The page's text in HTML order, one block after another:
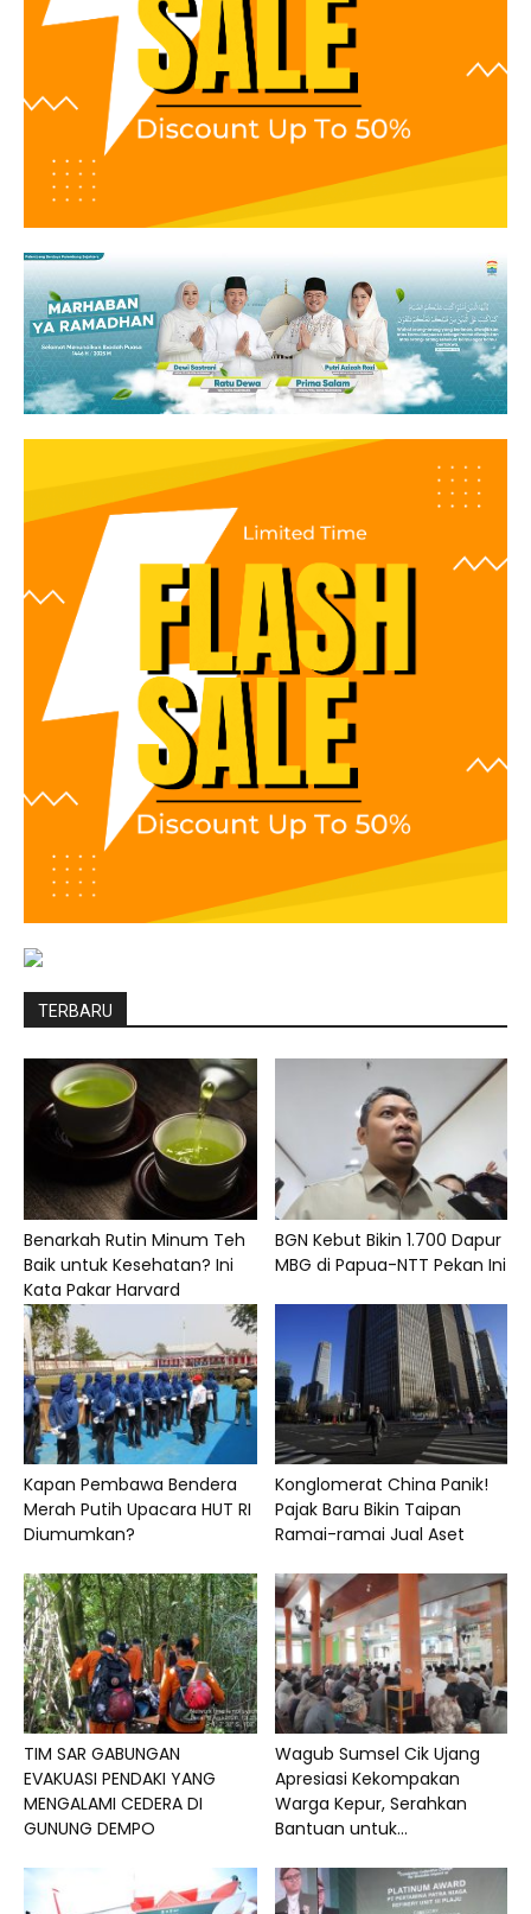
TERBARU
Benarkah Rutin Minum Teh
Baik untuk Kesehatan? Ini
Kata Pakar Harvard
BGN Kebut Bikin 1.700 Dapur
MBG di Papua-NTT Pekan Ini
Kapan Pembawa Bendera
Merah Putih Upacara HUT RI
Diumumkan?
Konglomerat China Panik!
Pajak Baru Bikin Taipan
Ramai-ramai Jual Aset
TIM SAR GABUNGAN
EVAKUASI PENDAKI YANG
MENGALAMI CEDERA DI
GUNUNG DEMPO
Wagub Sumsel Cik Ujang
Apresiasi Kekompakan
Warga Kepur, Serahkan
Bantuan untuk...